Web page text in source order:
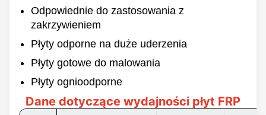
Strona tylna
Gładki
Brutalny
Długość
Odpowiednie do zastosowania z
zakrzywieniem
Płyty odporne na duże uderzenia
Płyty gotowe do malowania
Płyty ognioodporne
Dane dotyczące wydajności płyt FRP